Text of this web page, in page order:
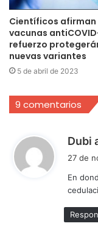
Científicos afirman
vacunas
refuerzo
nuevas variantes
5 de abril de 2023
9 comentarios
Dubi
27 de
En